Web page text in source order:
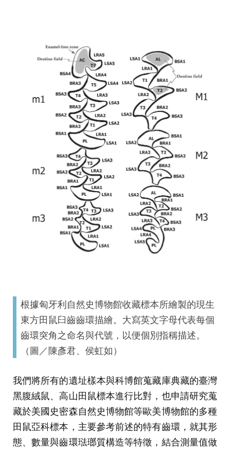
根據匈牙利自然史博物館收藏標本所繪製的現生
東方田鼠臼齒齒環描繪。大寫英文字母代表每個
齒環突角之命名與代號，以便個別指稱描述。
（圖／陳彥君、侯虹如）
我們將所有的遺址樣本與科博館蒐藏庫典藏的臺灣
黑腹絨鼠、高山田鼠標本進行比對，也申請研究蒐
藏於美國史密森自然史博物館等歐美博物館的多種
田鼠亞科標本，主要參考前述的特有齒環，就其形
態、數量與齒環琺瑯質構造等特徵，結合測量值做